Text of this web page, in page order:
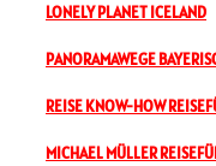
LONELY PLANET ICELAND
PANORAMAWEGE
REISE KNOW-HOW
MICHAEL MÜLLER